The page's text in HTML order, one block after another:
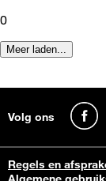
0
Meer laden...
Volg ons
Regels en